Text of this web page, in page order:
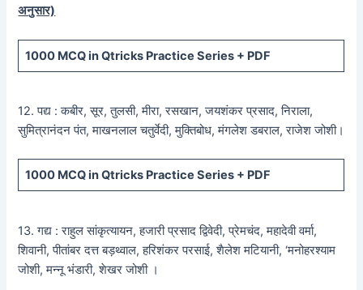
अनुसार)
1000 MCQin Qtricks Practice Series + PDF
12. पद्य : कबीर, सूर, तुलसी, मीरा, रसखान, जयशंकर प्रसाद, निराला,
सुमित्रानंदन पंत, माखनलाल चतुर्वेदी, मुक्तिबोध, मंगलेश डबराल, राजेश जोशी।
1000 MCQin Qtricks Practice Series + PDF
13. गद्य : राहुल सांकृत्यायन, हजारी प्रसाद द्विवेदी, प्रेमचंद, महादेवी वर्मा,
शिवानी, पीतांबर दत्त बड़थ्वाल, हरिशंकर परसाई, शैलेश मटियानी, ‘मनोहरश्याम
जोशी, मन्नू भंडारी, शेखर जोशी ।